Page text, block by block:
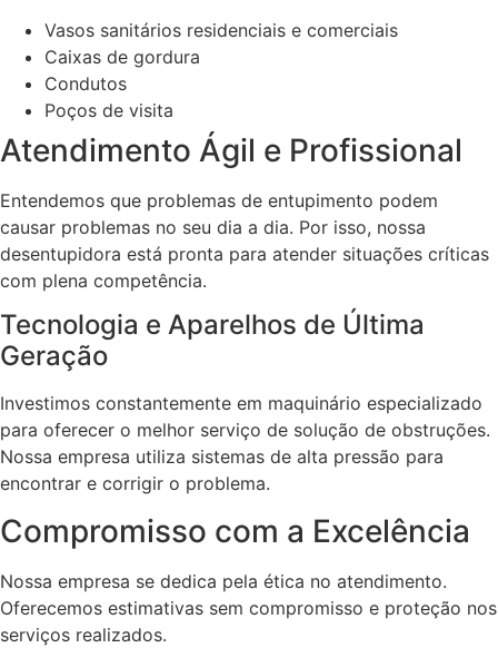
Vasos sanitários residenciais e comerciais
Caixas de gordura
Condutos
Poços de visita
Atendimento Ágil e Profissional
Entendemos que problemas de entupimento podem
causar problemas no seu dia a dia. Por isso, nossa
desentupidora está pronta para atender situações críticas
com plena competência.
Tecnologia e Aparelhos de Última
Geração
Investimos constantemente em maquinário especializado
para oferecer o melhor serviço de solução de obstruções.
Nossa empresa utiliza sistemas de alta pressão para
encontrar e corrigir o problema.
Compromisso com a Excelência
Nossa empresa se dedica pela ética no atendimento.
Oferecemos estimativas sem compromisso e proteção nos
serviços realizados.